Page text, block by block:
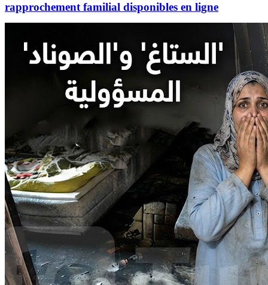
rapprochement familial disponibles en ligne